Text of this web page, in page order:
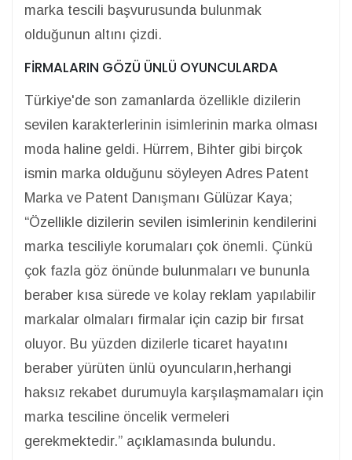
marka tescili başvurusunda bulunmak
olduğunun altını çizdi.
FİRMALARIN GÖZÜ ÜNLÜ OYUNCULARDA
Türkiye'de son zamanlarda özellikle dizilerin
sevilen karakterlerinin isimlerinin marka olması
moda haline geldi. Hürrem, Bihter gibi birçok
ismin marka olduğunu söyleyen Adres Patent
Marka ve Patent Danışmanı Gülüzar Kaya;
“Özellikle dizilerin sevilen isimlerinin kendilerini
marka tesciliyle korumaları çok önemli. Çünkü
çok fazla göz önünde bulunmaları ve bununla
beraber kısa sürede ve kolay reklam yapılabilir
markalar olmaları firmalar için cazip bir fırsat
oluyor. Bu yüzden dizilerle ticaret hayatını
beraber yürüten ünlü oyuncuların,herhangi
haksız rekabet durumuyla karşılaşmamaları için
marka tesciline öncelik vermeleri
gerekmektedir.” açıklamasında bulundu.